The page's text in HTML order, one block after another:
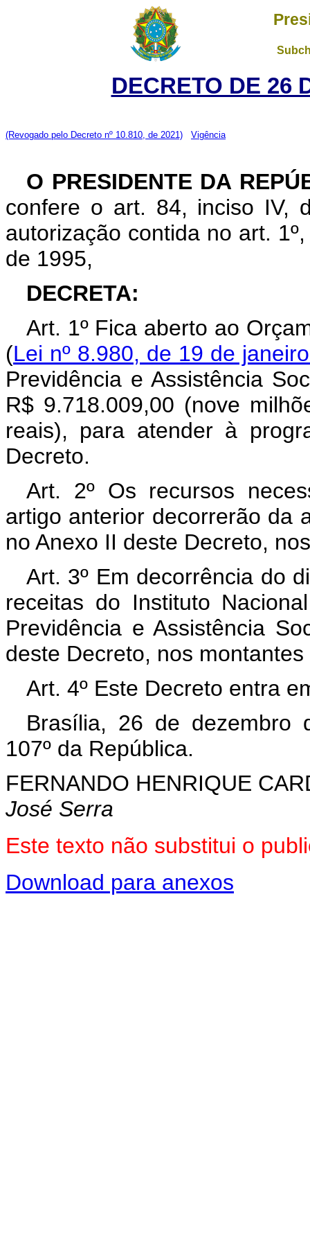
DECRETO DE 26
(Revogado pelo Decreto nº 10.810, de 2021) Vigência
O PRESIDENTE DA
confere o art. 84, inciso IV,
autorização contida no art.
de 1995,
DECRETA:
Art. 1º Fica aberto ao
(Lei nº 8.980, de 19 de
Previdência e Assistência
R$ 9.718.009,00 (nove
reais), para atender à
Decreto.
Art. 2º Os recursos
artigo anterior decorrerão da
no Anexo II deste Decreto,
Art. 3º Em decorrência do
receitas do Instituto
Previdência e Assistência
deste Decreto, nos
Art. 4º Este Decreto entra
Brasília, 26 de dezembro
107º da República.
FERNANDO HENRIQUE
José Serra
Este texto não substitui o
Download para anexos